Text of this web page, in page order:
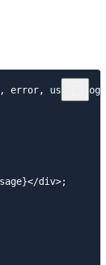
error, user,
div>;